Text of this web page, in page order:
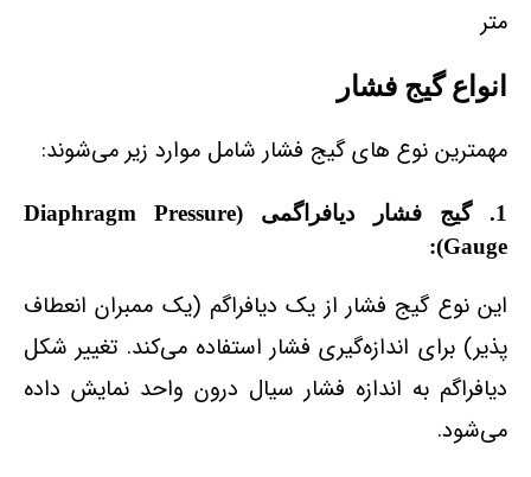
متر
انواع گیج فشار
مهمترین نوع‌ های گیج فشار شامل موارد زیر می‌شوند:
1. گیج فشار دیافراگمی (Diaphragm Pressure
Gauge):
این نوع گیج فشار از یک دیافراگم (یک ممبران انعطاف‌
پذیر) برای اندازه‌گیری فشار استفاده می‌کند. تغییر شکل
دیافراگم به اندازه فشار سیال درون واحد نمایش داده
می‌شود.